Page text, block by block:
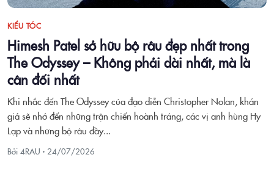
KIỂU TÓC
Himesh Patel sở hữu bộ râu đẹp nhất trong
The Odyssey – Không phải dài nhất, mà là
cân đối nhất
Khi nhắc đến The Odyssey của đạo diễn Christopher Nolan, khán
giả sẽ nhớ đến những trận chiến hoành tráng, các vị anh hùng Hy
Lạp và những bộ râu đầy...
Bởi 4RAU · 24/07/2026